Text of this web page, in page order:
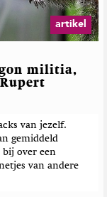
artikel
militia,
van jezelf.
gemiddeld
bij over een
van andere